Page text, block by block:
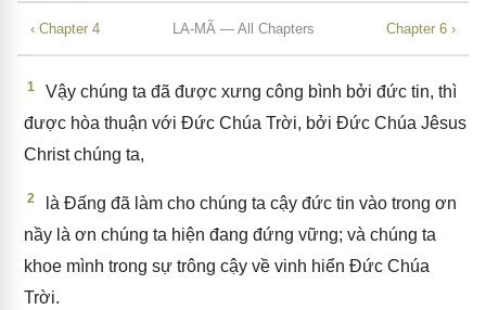
‹ Chapter 4 LA-MÃ — All Chapters Chapter 6 ›
1
Vậy chúng ta đã được xưng công bình bởi đức tin, thì
được hòa thuận với Đức Chúa Trời, bởi Đức Chúa Jêsus
Christ chúng ta,
2
là Đấng đã làm cho chúng ta cậy đức tin vào trong ơn
nầy là ơn chúng ta hiện đang đứng vững; và chúng ta
khoe mình trong sự trông cậy về vinh hiển Đức Chúa
Trời.